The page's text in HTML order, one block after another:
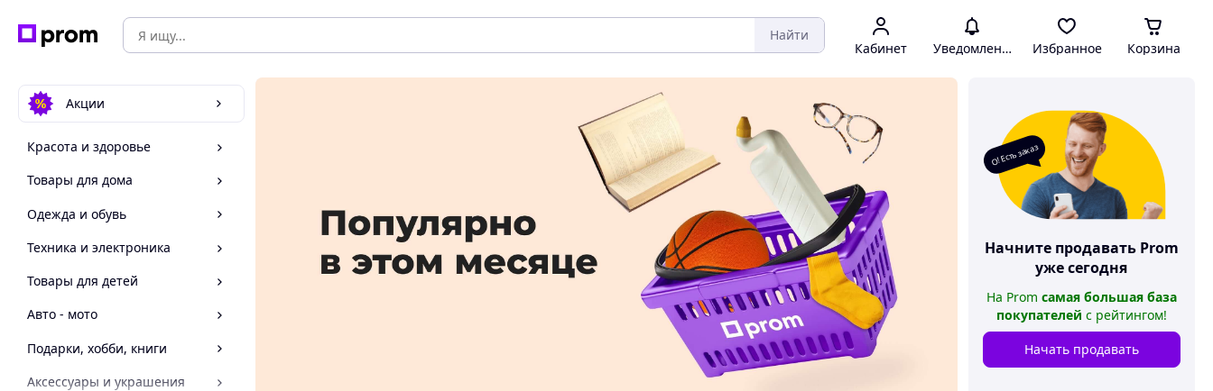
Найти
Кабинет Уведомления Избранное Корзина
Акции
Красота и здоровье
Товары для дома
Одежда и обувь
Техника и электроника
Товары для детей
Авто - мото
Подарки, хобби, книги
Аксессуары и украшения
О! Есть заказ
Начните продавать Prom
уже сегодня
На Prom самая большая база
покупателей с рейтингом!
Начать продавать